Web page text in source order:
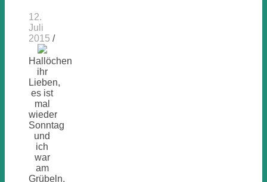
12.
Juli
2015 /
Hallöchen
ihr
Lieben,
es ist
mal
wieder
Sonntag
und
ich
war
am
Grübeln,